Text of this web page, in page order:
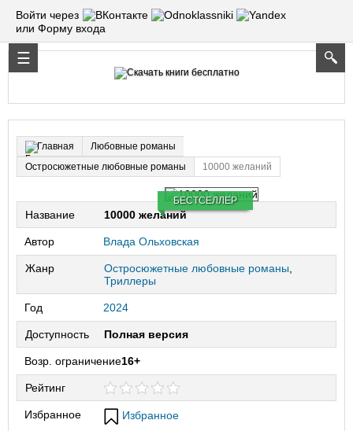
Войти через
или Форму входа
Главная
Любовные романы
Остросюжетные любовные романы
10000 желаний
БЕСТСЕЛЛЕР
Название 10000 желаний
Автор Влада Ольховская
Жанр Остросюжетные любовные романы,
Триллеры
Год 2024
Доступность Полная версия
Возр. ограничение16+
Рейтинг
Избранное Избранное